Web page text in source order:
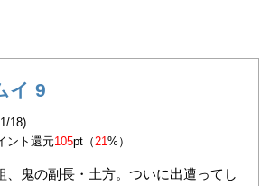
イ 9
18)
ト還元105pt（21%）
、鬼の副長・土方。ついに出遭ってし